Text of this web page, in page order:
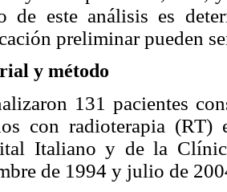
de este análisis es
preliminar pueden
y método
131 pacientes
con radioterapia (RT)
Italiano y de la
de 1994 y julio de